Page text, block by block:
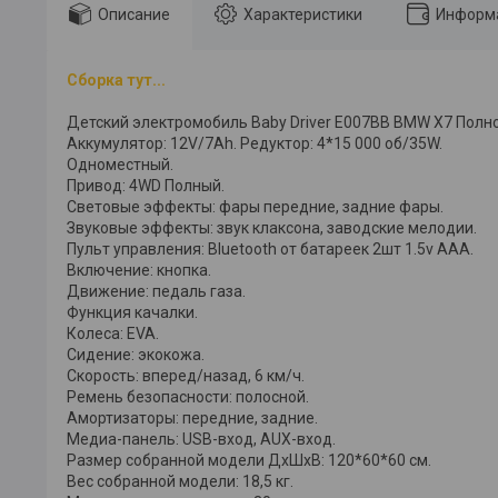
Описание Характеристики
Сборка тут...
Детский электромобиль Baby Driver E007BB BMW X7
Аккумулятор: 12V/7Ah. Редуктор: 4*15 000 об/35W.
Одноместный.
Привод: 4WD Полный.
Световые эффекты: фары передние, задние фары.
Звуковые эффекты: звук клаксона, заводские мелодии.
Пульт управления: Bluetooth от батареек 2шт 1.5v AAА.
Включение: кнопка.
Движение: педаль газа.
Функция качалки.
Колеса: EVA.
Сидение: экокожа.
Скорость: вперед/назад, 6 км/ч.
Ремень безопасности: полосной.
Амортизаторы: передние, задние.
Медиа-панель: USB-вход, AUX-вход.
Размер собранной модели ДхШхВ: 120*60*60 см.
Вес собранной модели: 18,5 кг.